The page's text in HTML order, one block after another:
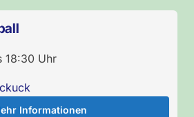
18:30 Uhr
Informationen